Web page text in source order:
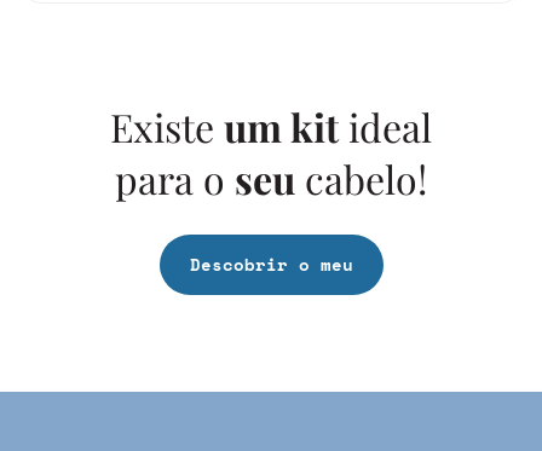
Existe um kitideal
para o seu cabelo!
Descobrir o meu